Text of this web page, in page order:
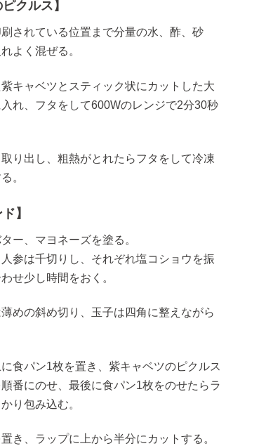
クルス】
されている位置まで分量の水、酢、砂
よく混ぜる。
キャベツとスティック状にカットした大
れ、フタをして600Wのレンジで2分30秒
り出し、粗熱がとれたらフタをして冷凍
。
】
ー、マヨネーズを塗る。
参は千切りし、それぞれ塩コショウを振
せ少し時間をおく。
めの斜め切り、玉子は四角に整えながら
食パン1枚を置き、紫キャベツのピクルス
番にのせ、最後に食パン1枚をのせたらラ
り包み込む。
き、ラップに上から半分にカットする。